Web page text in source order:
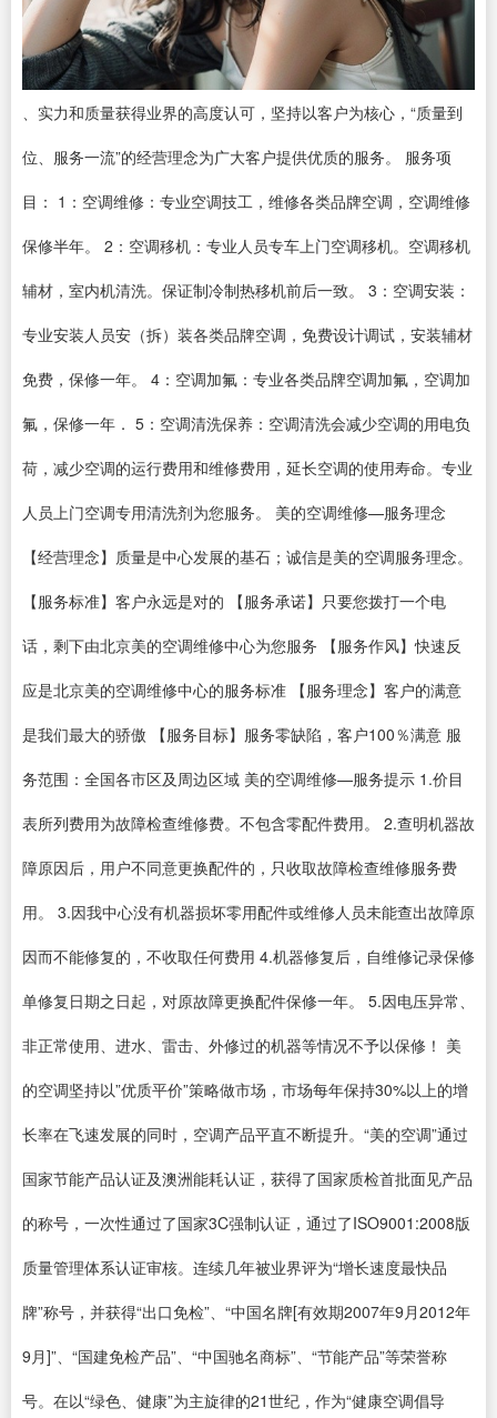
、实力和质量获得业界的高度认可，坚持以客户为核心，“质量到
位、服务一流”的经营理念为广大客户提供优质的服务。 服务项
目： 1：空调维修：专业空调技工，维修各类品牌空调，空调维修
保修半年。 2：空调移机：专业人员专车上门空调移机。空调移机
辅材，室内机清洗。保证制冷制热移机前后一致。 3：空调安装：
专业安装人员安（拆）装各类品牌空调，免费设计调试，安装辅材
免费，保修一年。 4：空调加氟：专业各类品牌空调加氟，空调加
氟，保修一年． 5：空调清洗保养：空调清洗会减少空调的用电负
荷，减少空调的运行费用和维修费用，延长空调的使用寿命。专业
人员上门空调专用清洗剂为您服务。 美的空调维修—服务理念
【经营理念】质量是中心发展的基石；诚信是美的空调服务理念。
【服务标准】客户永远是对的 【服务承诺】只要您拨打一个电
话，剩下由北京美的空调维修中心为您服务 【服务作风】快速反
应是北京美的空调维修中心的服务标准 【服务理念】客户的满意
是我们最大的骄傲 【服务目标】服务零缺陷，客户100％满意 服
务范围：全国各市区及周边区域 美的空调维修—服务提示 1.价目
表所列费用为故障检查维修费。不包含零配件费用。 2.查明机器故
障原因后，用户不同意更换配件的，只收取故障检查维修服务费
用。 3.因我中心没有机器损坏零用配件或维修人员未能查出故障原
因而不能修复的，不收取任何费用 4.机器修复后，自维修记录保修
单修复日期之日起，对原故障更换配件保修一年。 5.因电压异常、
非正常使用、进水、雷击、外修过的机器等情况不予以保修！ 美
的空调坚持以”优质平价”策略做市场，市场每年保持30%以上的增
长率在飞速发展的同时，空调产品平直不断提升。“美的空调”通过
国家节能产品认证及澳洲能耗认证，获得了国家质检首批面见产品
的称号，一次性通过了国家3C强制认证，通过了ISO9001:2008版
质量管理体系认证审核。连续几年被业界评为“增长速度最快品
牌”称号，并获得“出口免检”、“中国名牌[有效期2007年9月2012年
9月]”、“国建免检产品”、“中国驰名商标”、“节能产品”等荣誉称
号。在以“绿色、健康”为主旋律的21世纪，作为“健康空调倡导